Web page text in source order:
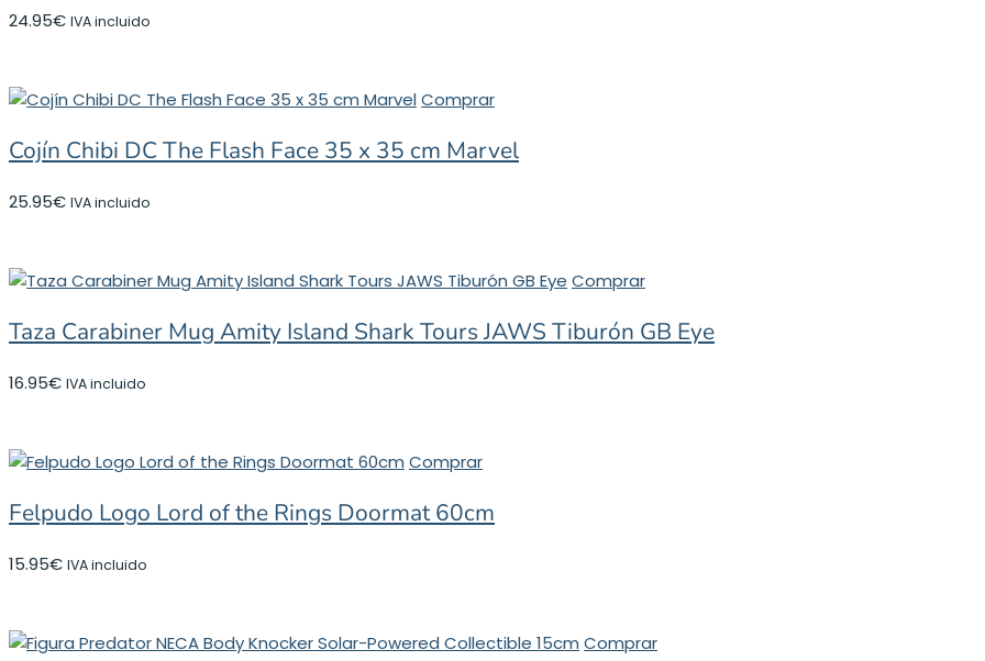
24.95€ IVA incluido
Comprar
Cojín Chibi DC The Flash Face 35 x 35 cm Marvel
25.95€ IVA incluido
Comprar
Taza Carabiner Mug Amity Island Shark Tours JAWS Tiburón GB Eye
16.95€ IVA incluido
Comprar
Felpudo Logo Lord of the Rings Doormat 60cm
15.95€ IVA incluido
Comprar